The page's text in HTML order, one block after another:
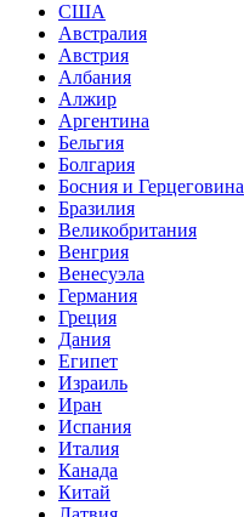
США
Австралия
Австрия
Албания
Алжир
Аргентина
Бельгия
Болгария
Босния и Герцеговина
Бразилия
Великобритания
Венгрия
Венесуэла
Германия
Греция
Дания
Египет
Израиль
Иран
Испания
Италия
Канада
Китай